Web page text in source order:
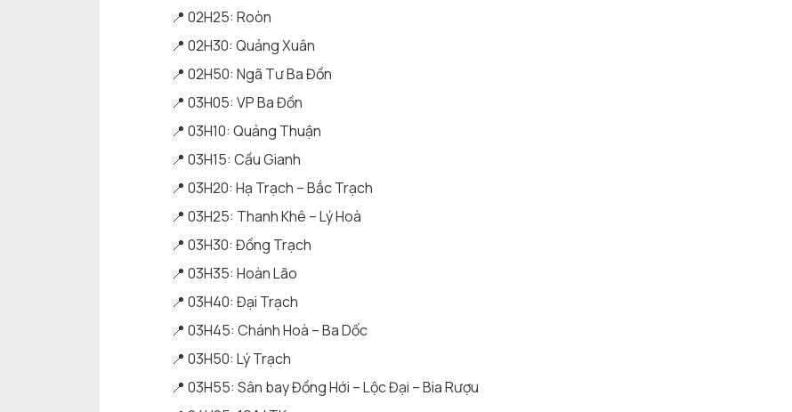
📍 02H25: Roòn
📍 02H30: Quảng Xuân
📍 02H50: Ngã Tư Ba Đồn
📍 03H05: VP Ba Đồn
📍 03H10: Quảng Thuận
📍 03H15: Cầu Gianh
📍 03H20: Hạ Trạch – Bắc Trạch
📍 03H25: Thanh Khê – Lý Hoà
📍 03H30: Đồng Trạch
📍 03H35: Hoàn Lão
📍 03H40: Đại Trạch
📍 03H45: Chánh Hoà – Ba Dốc
📍 03H50: Lý Trạch
📍 03H55: Sân bay Đồng Hới – Lộc Đại – Bia Rượu